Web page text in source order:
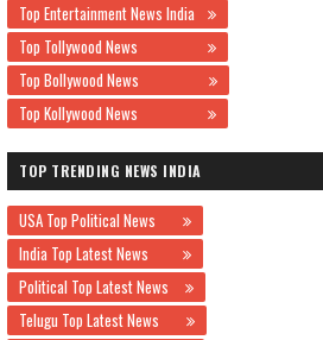
Top Entertainment News India
Top Tollywood News
Top Bollywood News
Top Kollywood News
TOP TRENDING NEWS INDIA
USA Top Political News
India Top Latest News
Political Top Latest News
Telugu Top Latest News